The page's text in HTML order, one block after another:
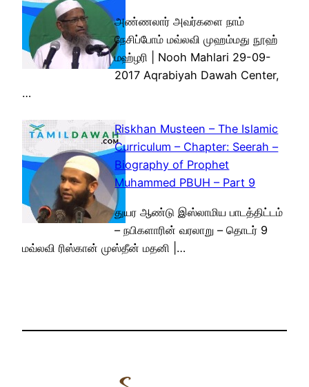
அண்ணலார் அவர்களை நாம்
நேசிப்போம் மவ்லவி முஹம்மது நூஹ்
மஹ்ழரி | Nooh Mahlari 29-09-
2017 Aqrabiyah Dawah Center,
…
Riskhan Musteen – The Islamic
Curriculum – Chapter: Seerah –
Biography of Prophet
Muhammed PBUH – Part 9
துயர ஆண்டு இஸ்லாமிய பாடத்திட்டம்
– நபிகளாரின் வரலாறு – தொடர் 9
மவ்லவி ரிஸ்கான் முஸ்தீன் மதனி |…